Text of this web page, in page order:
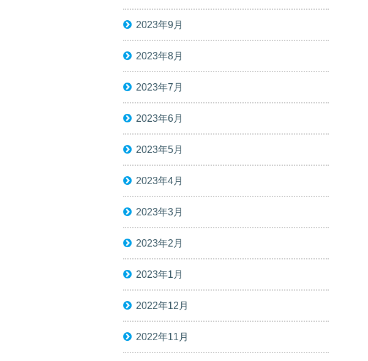
2023年9月
2023年8月
2023年7月
2023年6月
2023年5月
2023年4月
2023年3月
2023年2月
2023年1月
2022年12月
2022年11月